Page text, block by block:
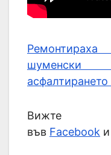
Вижте
във Facebook и